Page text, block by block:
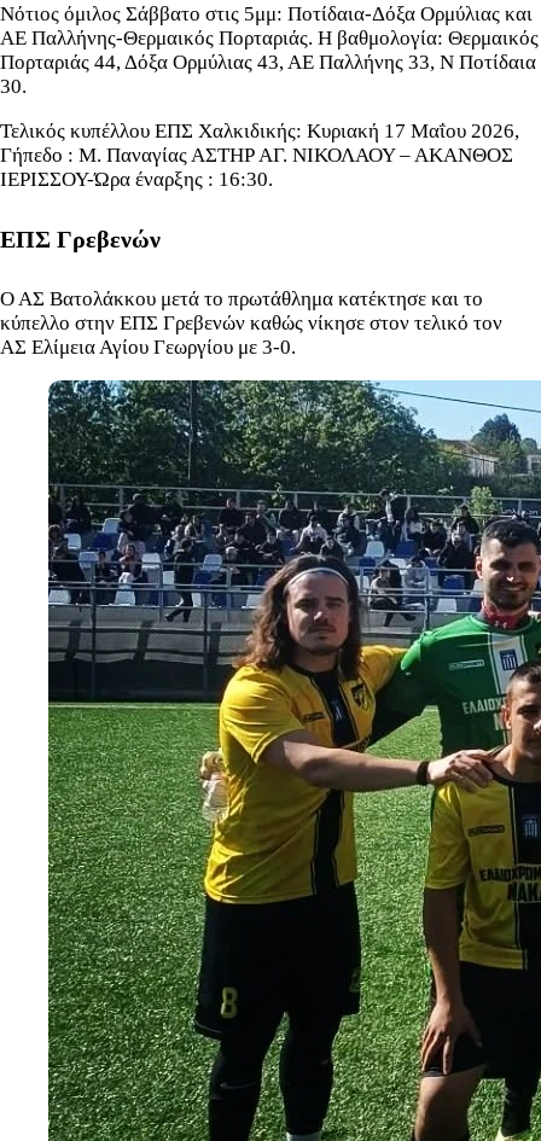
Νότιος όμιλος Σάββατο στις 5μμ: Ποτίδαια-Δόξα Ορμύλιας και
ΑΕ Παλλήνης-Θερμαικός Πορταριάς. Η βαθμολογία: Θερμαικός
Πορταριάς 44, Δόξα Ορμύλιας 43, ΑΕ Παλλήνης 33, Ν Ποτίδαια
30.
Τελικός κυπέλλου ΕΠΣ Χαλκιδικής: Κυριακή 17 Μαΐου 2026,
Γήπεδο : Μ. Παναγίας ΑΣΤΗΡ ΑΓ. ΝΙΚΟΛΑΟΥ – ΑΚΑΝΘΟΣ
ΙΕΡΙΣΣΟΥ-Ώρα έναρξης : 16:30.
ΕΠΣ Γρεβενών
Ο ΑΣ Βατολάκκου μετά το πρωτάθλημα κατέκτησε και το
κύπελλο στην ΕΠΣ Γρεβενών καθώς νίκησε στον τελικό τον
ΑΣ Ελίμεια Αγίου Γεωργίου με 3-0.